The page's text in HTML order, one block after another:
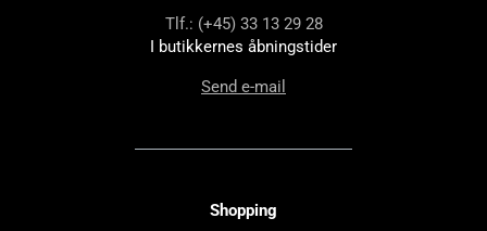
Tlf.: (+45) 33 13 29 28
I butikkernes åbningstider
Send e-mail
Shopping